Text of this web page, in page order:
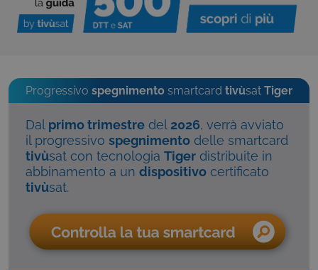
Progressivo spegnimento smartcard tivùsat Tiger
Dal primo trimestre del2026, verrà avviato
il progressivo spegnimento delle smartcard
tivùsat con tecnologia Tiger distribuite in
abbinamento a un dispositivo certificato
tivùsat.